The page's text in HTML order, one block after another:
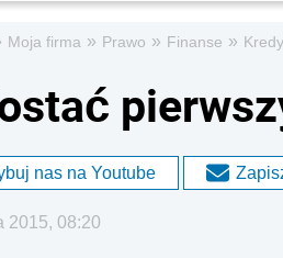
Moja firma » Prawo » Finanse »
nas na Youtube
2015, 08:20